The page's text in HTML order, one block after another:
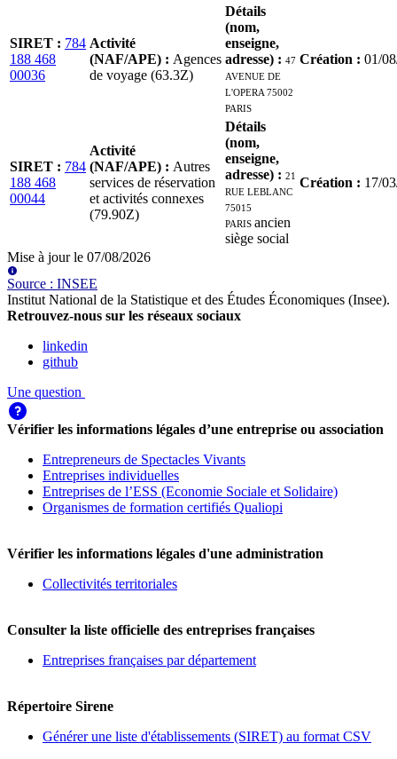
SIRET : 784
188 468
00036
Activité
(NAF/APE) : Agences
de voyage (63.3Z)
Détails
(nom,
enseigne,
adresse) : 47
AVENUE DE
L'OPERA 75002
PARIS
Création : 01/
SIRET : 784
188 468
00044
Activité
(NAF/APE) : Autres
services de réservation
et activités connexes
(79.90Z)
Détails
(nom,
enseigne,
adresse) : 21
RUE LEBLANC
75015
PARISancien
siège social
Création : 17/
Mise à jour le 07/08/2026
Source : INSEE
Institut National de la Statistique et des Études Économiques (Insee).
Retrouvez-nous sur les réseaux sociaux
linkedin
github
Une question
Vérifier les informations légales d’une entreprise ou association
Entrepreneurs de Spectacles Vivants
Entreprises individuelles
Entreprises de l’ESS (Economie Sociale et Solidaire)
Organismes de formation certifiés Qualiopi
Vérifier les informations légales d'une administration
Collectivités territoriales
Consulter la liste officielle des entreprises françaises
Entreprises françaises par département
Répertoire Sirene
Générer une liste d'établissements (SIRET) au format CSV